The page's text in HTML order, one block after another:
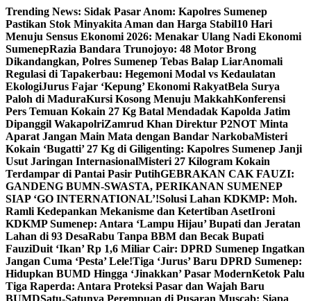
Skip
to
content
Trending News: Sidak Pasar Anom: Kapolres Sumenep
Pastikan Stok Minyakita Aman dan Harga Stabil10 Hari
Menuju Sensus Ekonomi 2026: Menakar Ulang Nadi Ekonomi
SumenepRazia Bandara Trunojoyo: 48 Motor Brong
Dikandangkan, Polres Sumenep Tebas Balap LiarAnomali
Regulasi di Tapakerbau: Hegemoni Modal vs Kedaulatan
EkologiJurus Fajar ‘Kepung’ Ekonomi RakyatBela Surya
Paloh di MaduraKursi Kosong Menuju MakkahKonferensi
Pers Temuan Kokain 27 Kg Batal Mendadak Kapolda Jatim
Dipanggil WakapolriZamrud Khan Direktur P2NOT Minta
Aparat Jangan Main Mata dengan Bandar NarkobaMisteri
Kokain ‘Bugatti’ 27 Kg di Giligenting: Kapolres Sumenep Janji
Usut Jaringan InternasionalMisteri 27 Kilogram Kokain
Terdampar di Pantai Pasir PutihGEBRAKAN CAK FAUZI:
GANDENG BUMN-SWASTA, PERIKANAN SUMENEP
SIAP ‘GO INTERNATIONAL’!Solusi Lahan KDKMP: Moh.
Ramli Kedepankan Mekanisme dan Ketertiban AsetIroni
KDKMP Sumenep: Antara ‘Lampu Hijau’ Bupati dan Jeratan
Lahan di 93 DesaRabu Tanpa BBM dan Becak Bupati
FauziDuit ‘Ikan’ Rp 1,6 Miliar Cair: DPRD Sumenep Ingatkan
Jangan Cuma ‘Pesta’ Lele!Tiga ‘Jurus’ Baru DPRD Sumenep:
Hidupkan BUMD Hingga ‘Jinakkan’ Pasar ModernKetok Palu
Tiga Raperda: Antara Proteksi Pasar dan Wajah Baru
BUMDSatu-Satunya Perempuan di Pusaran Muscab: Siapa